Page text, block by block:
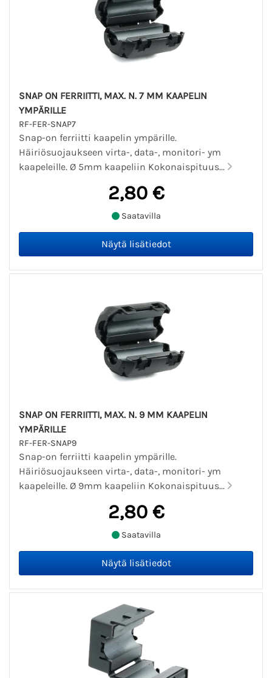
SNAP ON FERRIITTI, MAX. N. 7 MM KAAPELIN
YMPÄRILLE
RF-FER-SNAP7
Snap-on ferriitti kaapelin ympärille.
Häiriösuojaukseen virta-, data-, monitori- ym
kaapeleille. Ø 5mm kaapeliin Kokonaispituus...
2,80 €
Saatavilla
SNAP ON FERRIITTI, MAX. N. 9 MM KAAPELIN
YMPÄRILLE
RF-FER-SNAP9
Snap-on ferriitti kaapelin ympärille.
Häiriösuojaukseen virta-, data-, monitori- ym
kaapeleille. Ø 9mm kaapeliin Kokonaispituus...
2,80 €
Saatavilla